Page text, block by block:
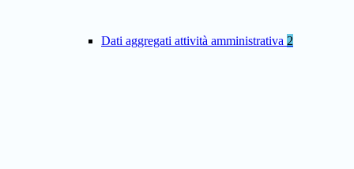
Dati aggregati attività amministrativa 2